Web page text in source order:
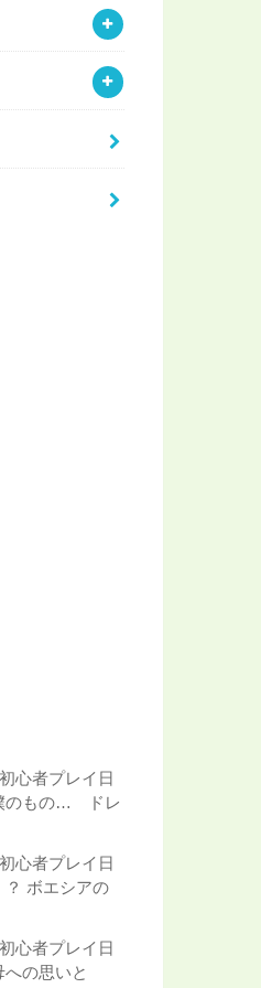
心者プレイ日
のもの… ドレ
心者プレイ日
？ ボエシアの
心者プレイ日
の思いと